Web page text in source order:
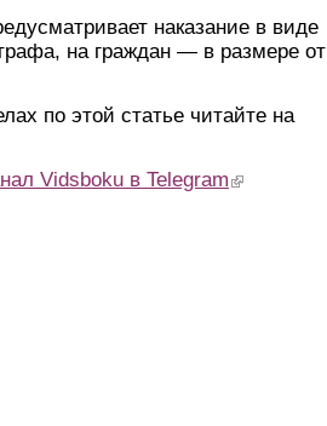
наказание в виде
на граждан — в размере
по этой статье читайте на
Vidsboku в Telegram (link is